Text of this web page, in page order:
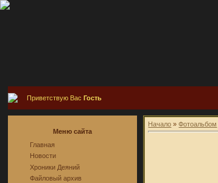
Приветствую ВасГость
Меню сайта
Главная
Новости
Хроники Деяний
Файловый архив
Начало »Фотоальбом